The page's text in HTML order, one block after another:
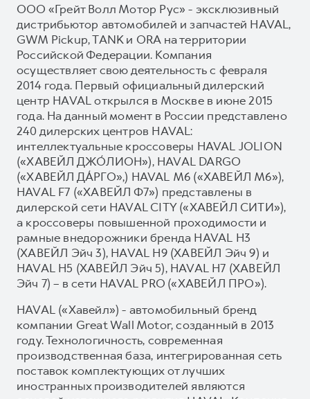
ООО «Грейт Волл Мотор Рус» - эксклюзивный
дистрибьютор автомобилей и запчастей HAVAL,
GWM Pickup, TANK и ORA на территории
Российской Федерации. Компания
осуществляет свою деятельность с февраля
2014 года. Первый официальный дилерский
центр HAVAL открылся в Москве в июне 2015
года. На данный момент в России представлено
240 дилерских центров HAVAL:
интеллектуальные кроссоверы HAVAL JOLION
(«ХАВЕЙЛ ДЖО́ЛИОН»), HAVAL DARGO
(«ХАВЕЙЛ ДА́РГО»,) HAVAL М6 («ХАВЕЙЛ M6»),
HAVAL F7 («ХАВЕЙЛ Ф7») представлены в
дилерской сети HAVAL CITY («ХАВЕЙЛ СИТИ»),
а кроссоверы повышенной проходимости и
рамные внедорожники бренда HAVAL H3
(ХАВЕЙЛ Эйч 3), HAVAL H9 (ХАВЕЙЛ Эйч 9) и
HAVAL H5 (ХАВЕЙЛ Эйч 5), HAVAL H7 (ХАВЕЙЛ
Эйч 7) – в сети HAVAL PRO («ХАВЕЙЛ ПРО»).
HAVAL («Хавейл») - автомобильный бренд
компании Great Wall Motor, созданный в 2013
году. Технологичность, современная
производственная база, интегрированная сеть
поставок комплектующих от лучших
иностранных производителей являются